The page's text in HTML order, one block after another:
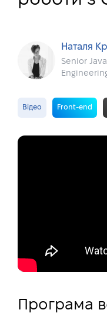
Наталя
Senior
Відео Front-end
Програма